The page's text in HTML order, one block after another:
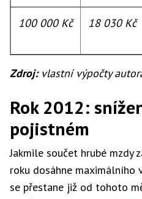
100 000 Kč 18 030 Kč
Zdroj: vlastní výpočty
Rok 2012:
pojistném
Jakmile součet hrubé mzdy
roku dosáhne maximálního
se přestane již od tohoto